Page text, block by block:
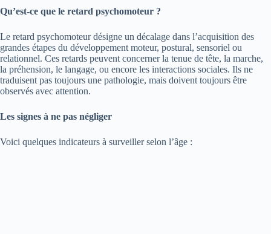
Qu’est-ce que le retard psychomoteur ?
Le retard psychomoteur désigne un décalage dans l’acquisition des
grandes étapes du développement moteur, postural, sensoriel ou
relationnel. Ces retards peuvent concerner la tenue de tête, la marche,
la préhension, le langage, ou encore les interactions sociales. Ils ne
traduisent pas toujours une pathologie, mais doivent toujours être
observés avec attention.
Les signes à ne pas négliger
Voici quelques indicateurs à surveiller selon l’âge :